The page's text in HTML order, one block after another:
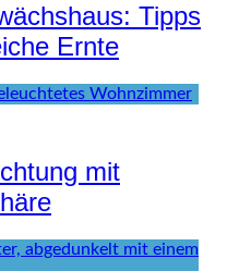
Tipps
Ernte
mit